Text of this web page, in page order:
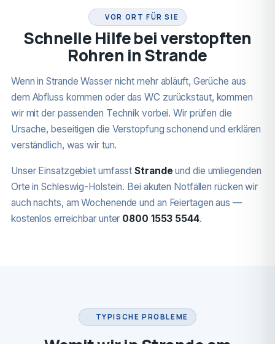
VOR ORT FÜR SIE
Schnelle Hilfe bei verstopften
Rohren in Strande
Wenn in Strande Wasser nicht mehr abläuft, Gerüche aus
dem Abfluss kommen oder das WC zurückstaut, kommen
wir mit der passenden Technik vorbei. Wir prüfen die
Ursache, beseitigen die Verstopfung schonend und erklären
verständlich, was wir tun.
Unser Einsatzgebiet umfasstStrande und die umliegenden
Orte in Schleswig-Holstein. Bei akuten Notfällen rücken wir
auch nachts, am Wochenende und an Feiertagen aus —
kostenlos erreichbar unter 0800 1553 5544.
TYPISCHE PROBLEME